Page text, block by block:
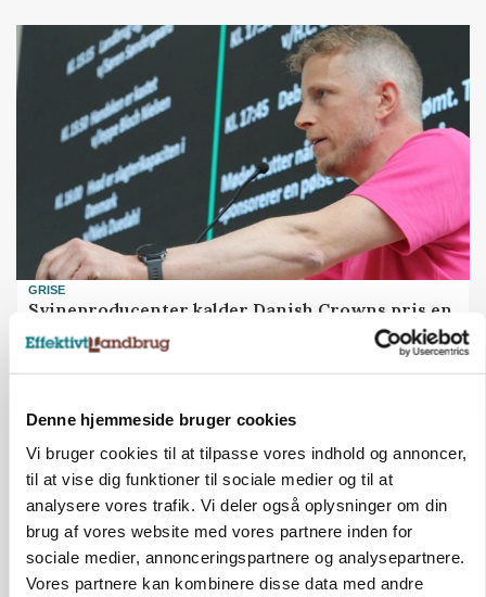
Denne hjemmeside bruger cookies
Vi bruger cookies til at tilpasse vores indhold og annoncer,
til at vise dig funktioner til sociale medier og til at
analysere vores trafik. Vi deler også oplysninger om din
brug af vores website med vores partnere inden for
sociale medier, annonceringspartnere og analysepartnere.
Vores partnere kan kombinere disse data med andre
GRISE
Svineproducenter kalder Danish Crowns pris en
katastrofe
Annonce